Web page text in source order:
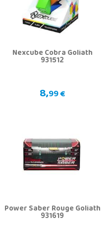
Nexcube Cobra Goliath
931512
8,99 €
Power Saber Rouge Goliath
931619